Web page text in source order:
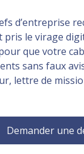
d’entreprise
pris le virage
que votre
sans faux
lettre de
Demander une